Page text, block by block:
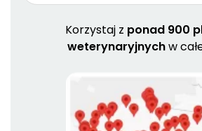
Korzystaj z ponad 900
weterynaryjnychw